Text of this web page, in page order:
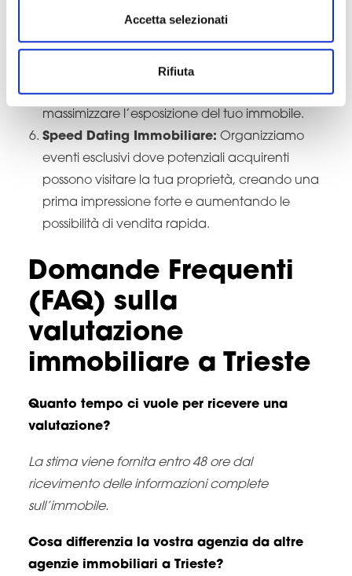
Accetta selezionati
Rifiuta
migliori caratteristiche del tuo immobile.
Piano Marketing Personalizzato:Elaboriamo
una strategia di marketing su misura,
utilizzando vari canali pubblicitari per
massimizzare l’esposizione del tuo immobile.
Speed Dating Immobiliare: Organizziamo
eventi esclusivi dove potenziali acquirenti
possono visitare la tua proprietà, creando una
prima impressione forte e aumentando le
possibilità di vendita rapida.
Domande Frequenti
(FAQ) sulla
valutazione
immobiliare a Trieste
Quanto tempo ci vuole per ricevere una
valutazione?
La stima viene fornita entro 48 ore dal
ricevimento delle informazioni complete
sull’immobile.
Cosa differenzia la vostra agenzia da altre
agenzie immobiliari a Trieste?